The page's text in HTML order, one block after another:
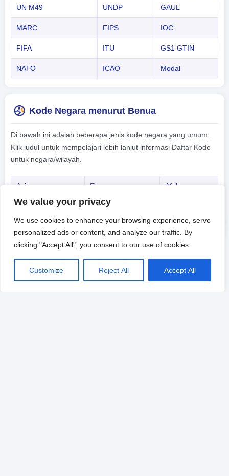
We value your privacy
We use cookies to enhance your browsing experience, serve
personalized ads or content, and analyze our traffic. By
clicking "Accept All", you consent to our use of cookies.
Customize Reject All Accept All
UN M49 UNDP GAUL
MARC FIPS IOC
FIFA ITU GS1 GTIN
NATO ICAO Modal
Kode Negara menurut Benua
Di bawah ini adalah beberapa jenis kode negara yang umum.
Klik judul untuk mempelajari lebih lanjut informasi Daftar Kode
untuk negara/wilayah.
Asia Eropa Afrika
Amerika Oceania